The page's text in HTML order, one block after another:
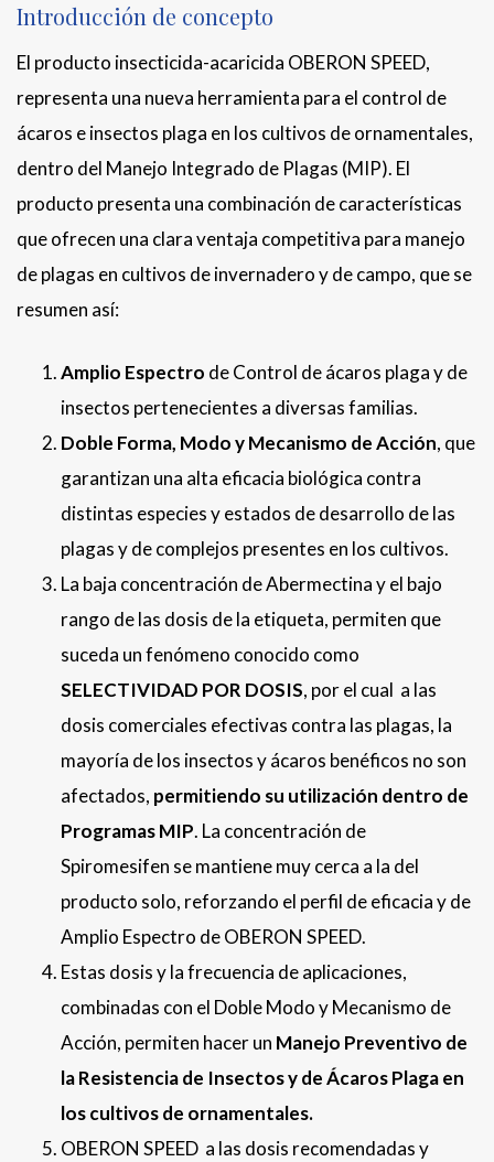
Introducción de concepto
El producto insecticida-acaricida OBERON SPEED,
representa una nueva herramienta para el control de
ácaros e insectos plaga en los cultivos de ornamentales,
dentro del Manejo Integrado de Plagas (MIP). El
producto presenta una combinación de características
que ofrecen una clara ventaja competitiva para manejo
de plagas en cultivos de invernadero y de campo, que se
resumen así:
Amplio Espectro de Control de ácaros plaga y de
insectos pertenecientes a diversas familias.
Doble Forma, Modo y Mecanismo de Acción, que
garantizan una alta eficacia biológica contra
distintas especies y estados de desarrollo de las
plagas y de complejos presentes en los cultivos.
La baja concentración de Abermectina y el bajo
rango de las dosis de la etiqueta, permiten que
suceda un fenómeno conocido como
SELECTIVIDAD POR DOSIS, por el cual a las
dosis comerciales efectivas contra las plagas, la
mayoría de los insectos y ácaros benéficos no son
afectados, permitiendo su utilización dentro de
Programas MIP. La concentración de
Spiromesifen se mantiene muy cerca a la del
producto solo, reforzando el perfil de eficacia y de
Amplio Espectro de OBERON SPEED.
Estas dosis y la frecuencia de aplicaciones,
combinadas con el Doble Modo y Mecanismo de
Acción, permiten hacer un Manejo Preventivo de
la Resistencia de Insectos y de Ácaros Plaga en
los cultivos de ornamentales.
OBERON SPEED a las dosis recomendadas y